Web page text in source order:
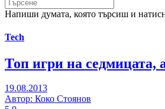
Напиши думата, която търсиш и
Tech
Топ игри на седмицата,
19.08.2013
Автор: Коко Стоянов